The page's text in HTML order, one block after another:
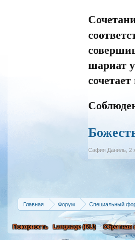
шариат
Сафия Даниль 2
Главная Форум Специальный
Покорность Language (RU) Обратная